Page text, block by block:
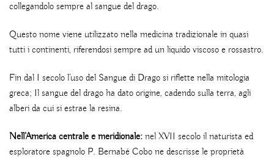
collegandolo sempre al sangue del drago.
Questo nome viene utilizzato nella medicina tradizionale in quasi
tutti i continenti, riferendosi sempre ad un liquido viscoso e rossastro.
Fin dal I secolo l’uso del Sangue di Drago si riflette nella mitologia
greca; Il sangue del drago ha dato origine, cadendo sulla terra, agli
alberi da cui si estrae la resina.
Nell’America centrale e meridionale: nel XVII secolo il naturista ed
esploratore spagnolo P. Bernabé Cobo ne descrisse le proprietà